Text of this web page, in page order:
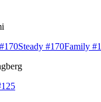
Steady #170Family